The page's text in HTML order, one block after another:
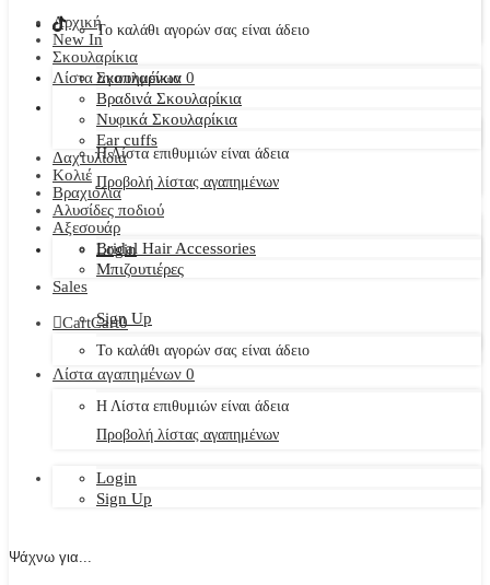
Το καλάθι αγορών σας είναι άδειο
Λίστα αγαπημένων 0
Η Λίστα επιθυμιών είναι άδεια
Προβολή λίστας αγαπημένων
Login
Sign Up
Αρχική
New In
Σκουλαρίκια
Σκουλαρίκια
Βραδινά Σκουλαρίκια
Νυφικά Σκουλαρίκια
Ear cuffs
Δαχτυλίδια
Κολιέ
Βραχιόλια
Αλυσίδες ποδιού
Αξεσουάρ
Bridal Hair Accessories
Μπιζουτιέρες
Sales
CartCart0
Το καλάθι αγορών σας είναι άδειο
Λίστα αγαπημένων 0
Η Λίστα επιθυμιών είναι άδεια
Προβολή λίστας αγαπημένων
Login
Sign Up